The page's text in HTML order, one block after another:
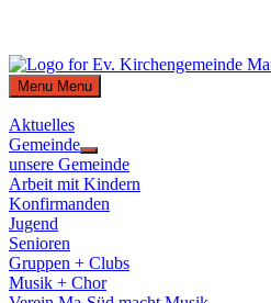
Skip
to
content
Menu Menu
Aktuelles
Gemeinde
Show
sub
menu
unsere Gemeinde
Arbeit mit Kindern
Konfirmanden
Jugend
Senioren
Gruppen + Clubs
Musik + Chor